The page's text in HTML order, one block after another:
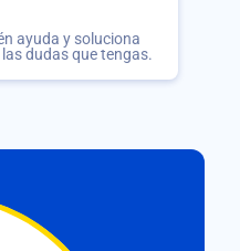
ayuda y soluciona
dudas que tengas.